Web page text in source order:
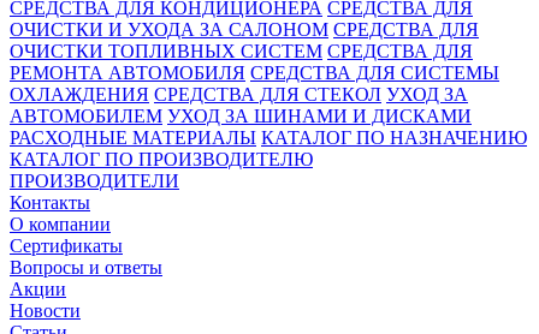
СРЕДСТВА ДЛЯ КОНДИЦИОНЕРА СРЕДСТВА ДЛЯ
ОЧИСТКИ И УХОДА ЗА САЛОНОМ СРЕДСТВА ДЛЯ
ОЧИСТКИ ТОПЛИВНЫХ СИСТЕМ СРЕДСТВА ДЛЯ
РЕМОНТА АВТОМОБИЛЯ СРЕДСТВА ДЛЯ СИСТЕМЫ
ОХЛАЖДЕНИЯ СРЕДСТВА ДЛЯ СТЕКОЛ УХОД ЗА
АВТОМОБИЛЕМ УХОД ЗА ШИНАМИ И ДИСКАМИ
РАСХОДНЫЕ МАТЕРИАЛЫ КАТАЛОГ ПО НАЗНАЧЕНИЮ
КАТАЛОГ ПО ПРОИЗВОДИТЕЛЮ
ПРОИЗВОДИТЕЛИ
Контакты
О компании
Сертификаты
Вопросы и ответы
Акции
Новости